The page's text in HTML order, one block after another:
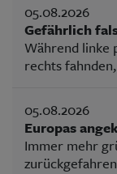
05.08.2026
Gefährlich
Während linke
rechts
05.08.2026
Europas
Immer mehr